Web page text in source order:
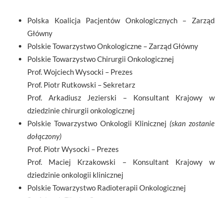
Polska Koalicja Pacjentów Onkologicznych – Zarząd
Główny
Polskie Towarzystwo Onkologiczne – Zarząd Główny
Polskie Towarzystwo Chirurgii Onkologicznej
Prof. Wojciech Wysocki – Prezes
Prof. Piotr Rutkowski – Sekretarz
Prof. Arkadiusz Jezierski – Konsultant Krajowy w
dziedzinie chirurgii onkologicznej
Polskie Towarzystwo Onkologii Klinicznej (skan zostanie
dołączony)
Prof. Piotr Wysocki – Prezes
Prof. Maciej Krzakowski – Konsultant Krajowy w
dziedzinie onkologii klinicznej
Polskie Towarzystwo Radioterapii Onkologicznej